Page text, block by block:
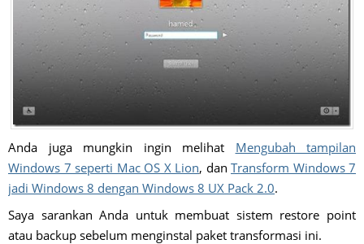
Anda juga mungkin ingin melihat Mengubah tampilan
Windows 7 seperti Mac OS X Lion, dan Transform Windows 7
jadi Windows 8 dengan Windows 8 UX Pack 2.0.
Saya sarankan Anda untuk membuat sistem restore point
atau backup sebelum menginstal paket transformasi ini.